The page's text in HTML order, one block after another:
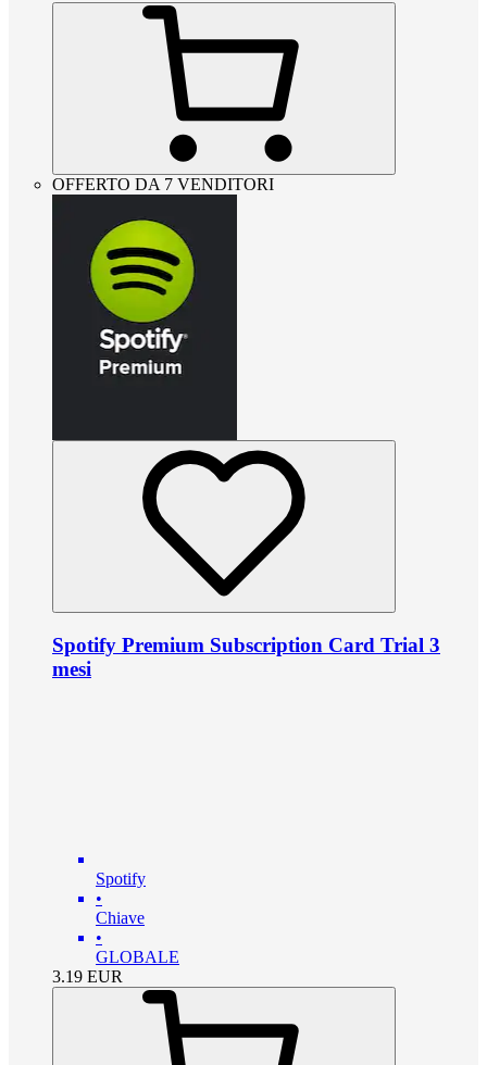
OFFERTO DA 7 VENDITORI
Spotify Premium Subscription Card Trial 3
mesi
Spotify
•
Chiave
•
GLOBALE
3.19 EUR